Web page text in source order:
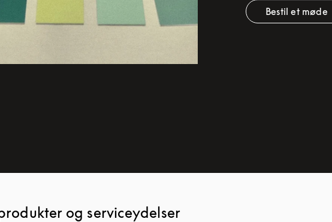
Bestil et møde
Link
og serviceydelser